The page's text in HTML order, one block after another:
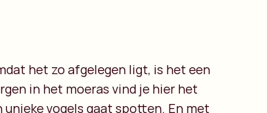
het zo afgelegen ligt, is het een
in het moeras vind je hier het
vogels gaat spotten. En met